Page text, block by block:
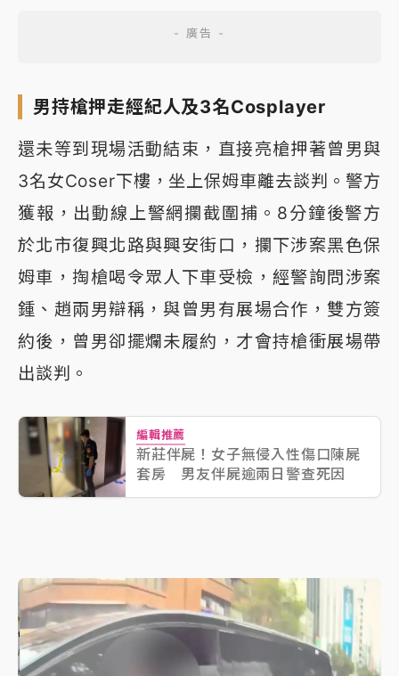
男持槍押走經紀人及3名Cosplayer
還未等到現場活動結束，直接亮槍押著曾男與
3名女Coser下樓，坐上保姆車離去談判。警方
獲報，出動線上警網攔截圍捕。8分鐘後警方
於北市復興北路與興安街口，攔下涉案黑色保
姆車，掏槍喝令眾人下車受檢，經警詢問涉案
鍾、趙兩男辯稱，與曾男有展場合作，雙方簽
約後，曾男卻擺爛未履約，才會持槍衝展場帶
出談判。
編輯推薦
新莊伴屍！女子無侵入性傷口陳屍
套房 男友伴屍逾兩日警查死因